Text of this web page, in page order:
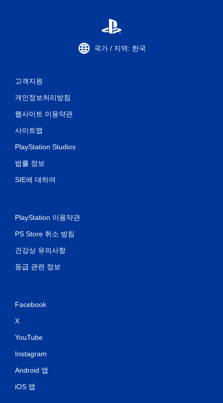
국가 / 지역: 한국
고객지원
개인정보처리방침
웹사이트 이용약관
사이트맵
PlayStation Studios
법률 정보
SIE에 대하여
PlayStation 이용약관
PS Store 취소 방침
건강상 유의사항
등급 관련 정보
Facebook
X
YouTube
Instagram
Android 앱
iOS 앱